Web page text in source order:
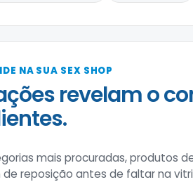
NA SUA SEX SHOP
revelam o
mais procuradas, produtos
reposição antes de faltar na